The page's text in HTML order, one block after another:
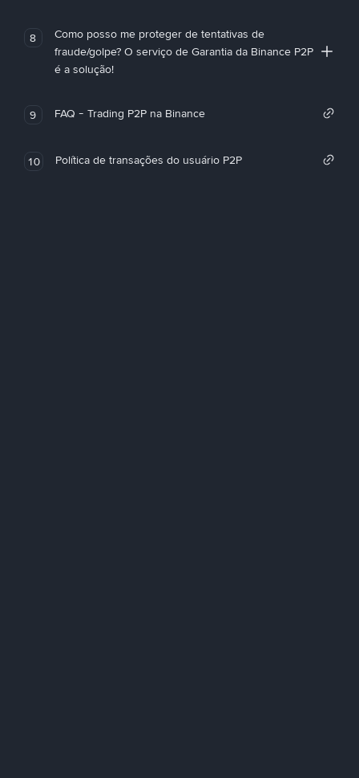
8
Como posso me proteger de tentativas de
fraude/golpe? O serviço de Garantia da Binance P2P
é a solução!
9 FAQ - Trading P2P na Binance
10 Política de transações do usuário P2P